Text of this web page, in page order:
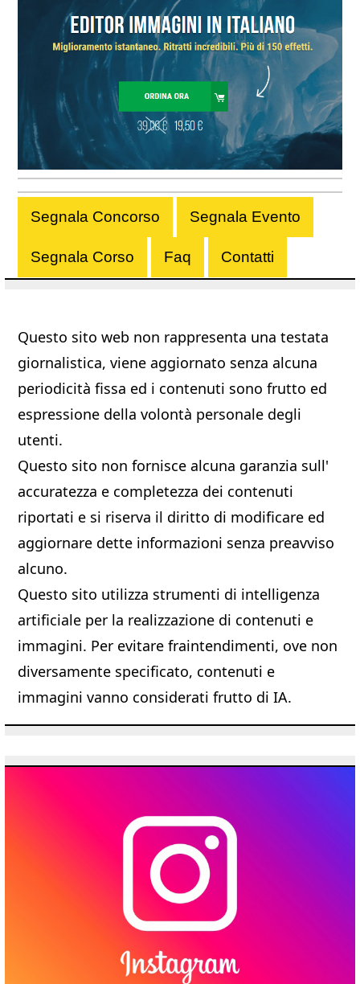
Segnala Concorso Segnala Evento
Segnala Corso Faq Contatti
Questo sito web non rappresenta una testata
giornalistica, viene aggiornato senza alcuna
periodicità fissa ed i contenuti sono frutto ed
espressione della volontà personale degli
utenti.
Questo sito non fornisce alcuna garanzia sull'
accuratezza e completezza dei contenuti
riportati e si riserva il diritto di modificare ed
aggiornare dette informazioni senza preavviso
alcuno.
Questo sito utilizza strumenti di intelligenza
artificiale per la realizzazione di contenuti e
immagini. Per evitare fraintendimenti, ove non
diversamente specificato, contenuti e
immagini vanno considerati frutto di IA.